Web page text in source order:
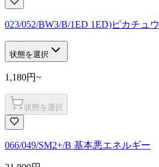
023/052/BW3/B/1ED 1ED)ピカチュウ
状態を選択
1,180円~
状態を選択
066/049/SM2+/B 基本悪エネルギー